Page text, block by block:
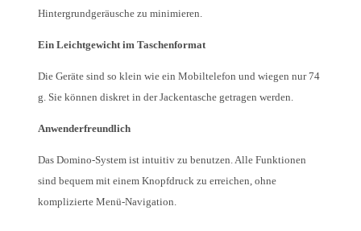
Hintergrundgeräusche zu minimieren.
Ein Leichtgewicht im Taschenformat
Die Geräte sind so klein wie ein Mobiltelefon und wiegen nur 74
g. Sie können diskret in der Jackentasche getragen werden.
Anwenderfreundlich
Das Domino-System ist intuitiv zu benutzen. Alle Funktionen
sind bequem mit einem Knopfdruck zu erreichen, ohne
komplizierte Menü-Navigation.